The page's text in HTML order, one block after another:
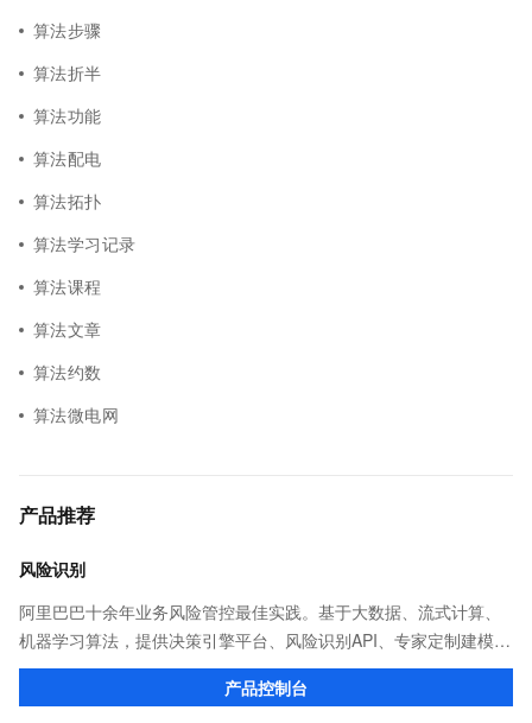
算法步骤
算法折半
算法功能
算法配电
算法拓扑
算法学习记录
算法课程
算法文章
算法约数
算法微电网
产品推荐
风险识别
阿里巴巴十余年业务风险管控最佳实践。基于大数据、流式计算、
机器学习算法，提供决策引擎平台、风险识别API、专家定制建模等
多维风控服务，一站式解决企业在用户注册、运营活动、交易、信
贷审核等关键业务中所遇到的欺诈问题。
产品控制台